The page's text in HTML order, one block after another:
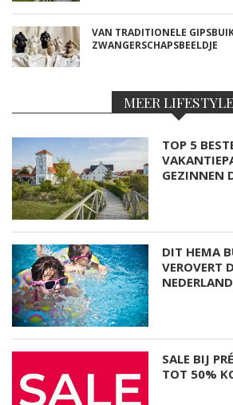
VAN TRADITIONELE
ZWANGERSCHAPSBEELDJE
MEER LIFESTYLE
TOP 5
GEZINNEN
DIT HEMA
VEROVERT
SALE BIJ
TOT 50%